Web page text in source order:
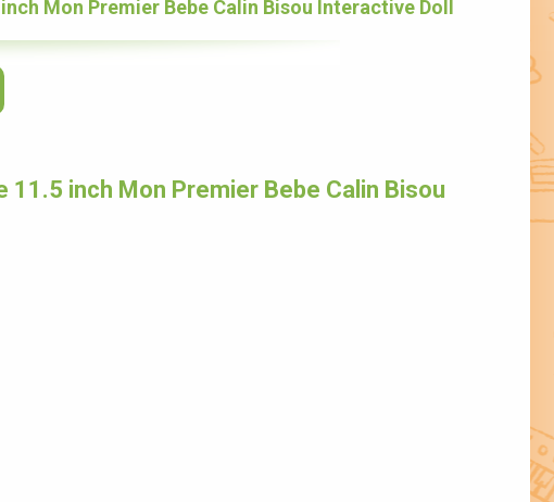
Mon Premier Bebe Calin Bisou Interactive Doll
11.5 inch Mon Premier Bebe Calin Bisou